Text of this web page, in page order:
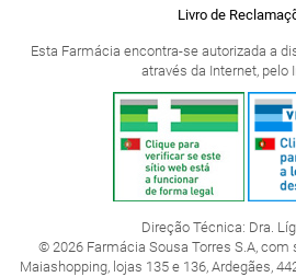
Livro de
Esta Farmácia encontra-se autorizada a
através da Internet, pelo
Direção Técnica: Dra.
© 2026 Farmácia Sousa Torres S.A, com
Maiashopping, lojas 135 e 136, Ardegães,